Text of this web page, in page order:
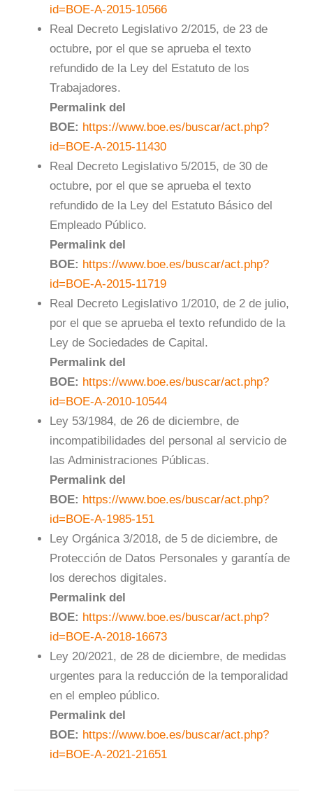
id=BOE-A-2015-10566
Real Decreto Legislativo 2/2015, de 23 de
octubre, por el que se aprueba el texto
refundido de la Ley del Estatuto de los
Trabajadores.
Permalink del
BOE: https://www.boe.es/buscar/act.php?
id=BOE-A-2015-11430
Real Decreto Legislativo 5/2015, de 30 de
octubre, por el que se aprueba el texto
refundido de la Ley del Estatuto Básico del
Empleado Público.
Permalink del
BOE: https://www.boe.es/buscar/act.php?
id=BOE-A-2015-11719
Real Decreto Legislativo 1/2010, de 2 de julio,
por el que se aprueba el texto refundido de la
Ley de Sociedades de Capital.
Permalink del
BOE: https://www.boe.es/buscar/act.php?
id=BOE-A-2010-10544
Ley 53/1984, de 26 de diciembre, de
incompatibilidades del personal al servicio de
las Administraciones Públicas.
Permalink del
BOE: https://www.boe.es/buscar/act.php?
id=BOE-A-1985-151
Ley Orgánica 3/2018, de 5 de diciembre, de
Protección de Datos Personales y garantía de
los derechos digitales.
Permalink del
BOE: https://www.boe.es/buscar/act.php?
id=BOE-A-2018-16673
Ley 20/2021, de 28 de diciembre, de medidas
urgentes para la reducción de la temporalidad
en el empleo público.
Permalink del
BOE: https://www.boe.es/buscar/act.php?
id=BOE-A-2021-21651